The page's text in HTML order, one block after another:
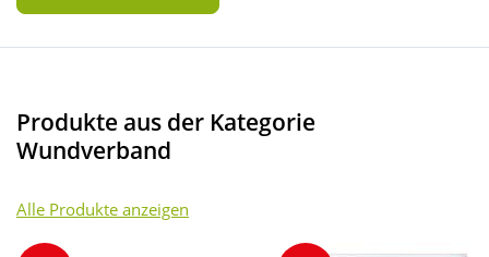
Produkte aus der Kategorie
Wundverband
Alle Produkte anzeigen